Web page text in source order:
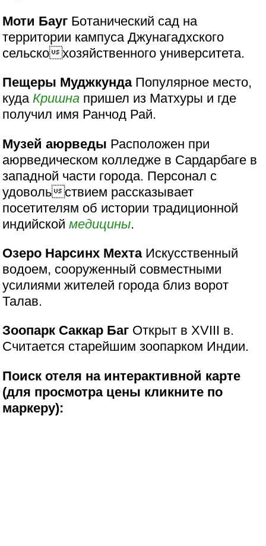
Моти Бауг Ботанический сад на
территории кампуса Джунагадхского
сельскохозяйственного университета.
Пещеры Муджкунда Популярное место,
кудаКришна пришел из Матхуры и где
получил имя Ранчод Рай.
Музей аюрведы Расположен при
аюрведическом колледже в Сардарбаге в
западной части города. Персонал с
удовольствием рассказывает
посетителям об истории традиционной
индийскоймедицины.
Озеро Нарсинх МехтаИскусственный
водоем, сооруженный совместными
усилиями жителей города близ ворот
Талав.
Зоопарк Саккар Баг Открыт в XVIII в.
Считается старейшим зоопарком Индии.
Поиск отеля на интерактивной карте
(для просмотра цены кликните по
маркеру):